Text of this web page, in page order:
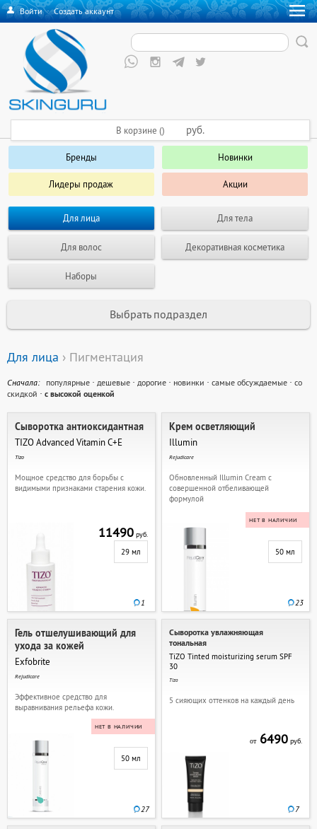
Войти·Создать аккаунт
Бренды Новинки
Лидеры продаж Акции
Для лица Для тела
Для волос Декоративная косметика
Наборы
Выбрать подраздел
В корзине () руб.
Для лица › Пигментация
Cначала: популярные · дешевые · дорогие · новинки · самые обсуждаемые · со
скидкой · с высокой оценкой
Сыворотка антиоксидантная
TIZO Advanced Vitamin C+E
Tizo
Мощное средство для борьбы с
видимыми признаками старения кожи.
11490руб.
29 мл
1
Крем осветляющий
Illumin
Rejudicare
НЕТ В НАЛИЧИИ
Обновленный Illumin Cream с
совершенной отбеливающей
формулой
50 мл
23
Гель отшелушивающий для
ухода за кожей
Exfobrite
Rejudicare
НЕТ В НАЛИЧИИ
Эффективное средство для
выравнивания рельефа кожи.
50 мл
27
Сыворотка увлажняющая
тональная
TiZO Tinted moisturizing serum SPF
30
Tizo
5 сияющих оттенков на каждый день
от6490руб.
7